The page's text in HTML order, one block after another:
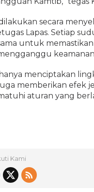
secara
Lapas. Setiap
untuk
menciptakan
memberikan efek
aturan yang
Kami